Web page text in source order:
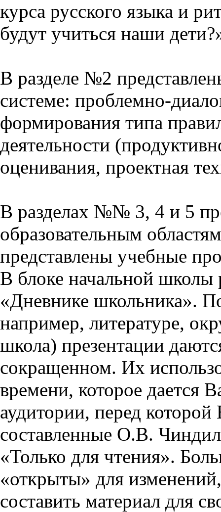
курса русского языка и
будут учиться наши
В разделе №2
системе: проблемно-
формирования типа
деятельности
оценивания, проектная
В разделах №№ 3, 4 и 5
образовательным
представлены учебные
В блоке начальной школы
«Дневнике школьника».
например, литературе,
школа) презентации
сокращенном. Их
времени, которое дается
аудитории, перед
составленные О.В.
«Только для чтения».
«открыты» для
составить материал для